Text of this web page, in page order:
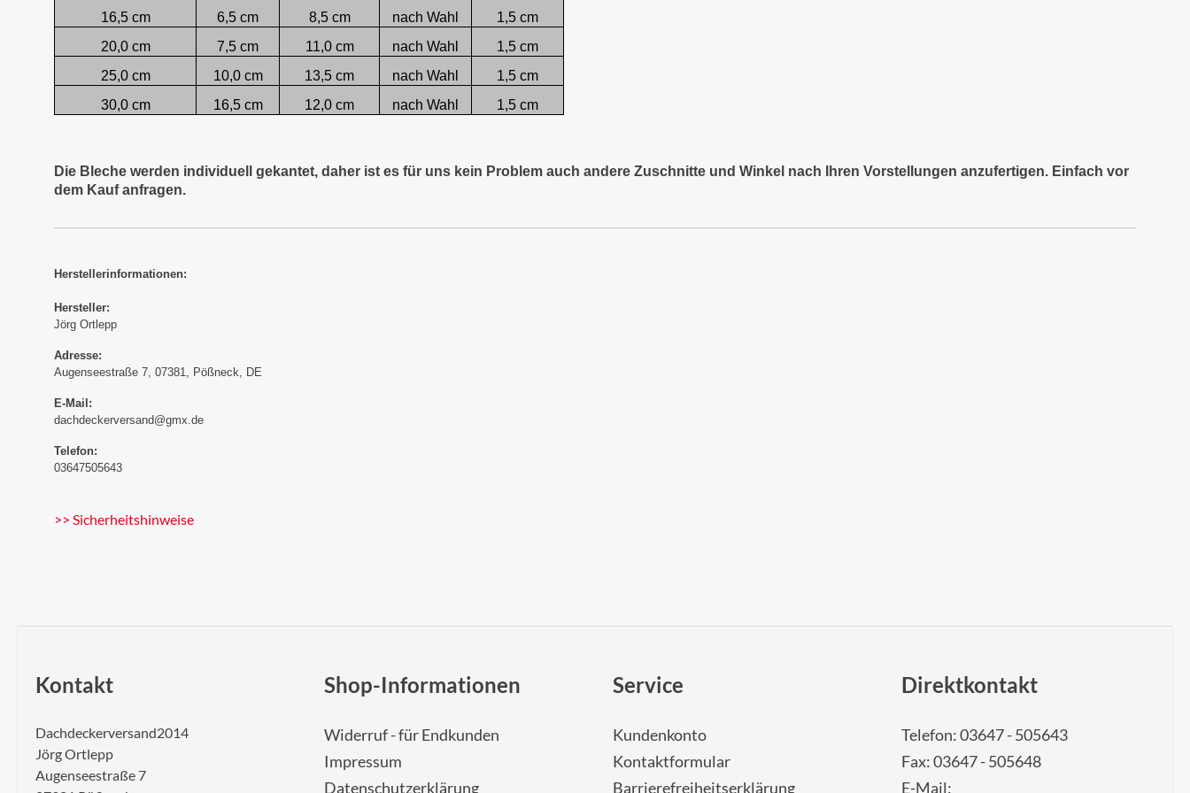
16,5 cm 6,5 cm 8,5 cm nach Wahl
1,5 cm
20,0 cm
7,5 cm 11,0 cm nach Wahl
1,5 cm
25,0 cm
10,0 cm 13,5 cm nach Wahl
1,5 cm
30,0 cm
16,5 cm 12,0 cm nach Wahl 1,5 cm
Die Bleche werden individuell gekantet, daher ist es für uns kein Problem auch andere Zuschnitte und Winkel nach Ihren Vorstellungen anzufertigen. Einfach vor
dem Kauf anfragen.
Herstellerinformationen:
Hersteller:
Jörg Ortlepp
Adresse:
Augenseestraße 7, 07381, Pößneck, DE
E-Mail:
dachdeckerversand@gmx.de
Telefon:
03647505643
>> Sicherheitshinweise
Kontakt
Dachdeckerversand2014
Jörg Ortlepp
Augenseestraße 7
Shop-Informationen
Widerruf - für Endkunden
Impressum
Datenschutzerklärung
Service
Kundenkonto
Kontaktformular
Barrierefreiheitserklärung
Direktkontakt
Telefon: 03647 - 505643
Fax: 03647 - 505648
E-Mail: